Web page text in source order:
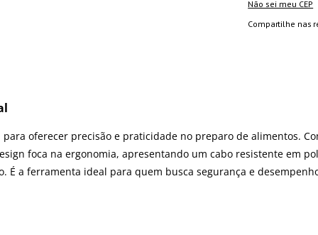
Não sei meu CEP
Compartilhe nas
oferecer precisão e praticidade no preparo de alimentos.
foca na ergonomia, apresentando um cabo resistente em
a ferramenta ideal para quem busca segurança e